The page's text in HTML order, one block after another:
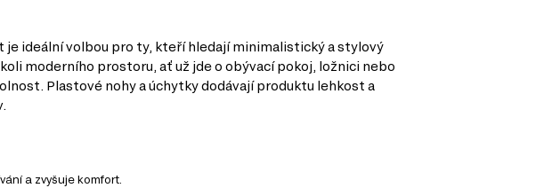
ideální volbou pro ty, kteří hledají minimalistický a stylový
moderního prostoru, ať už jde o obývací pokoj, ložnici nebo
Plastové nohy a úchytky dodávají produktu lehkost a
a zvyšuje komfort.